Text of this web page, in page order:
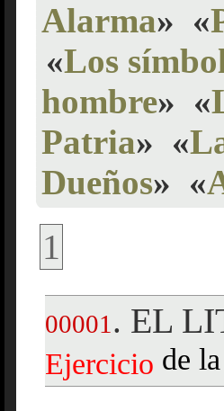
Alarma» «
«Los
hombre» «
Patria» «
Dueños» «
1
00001 . EL
Ejercicio de la